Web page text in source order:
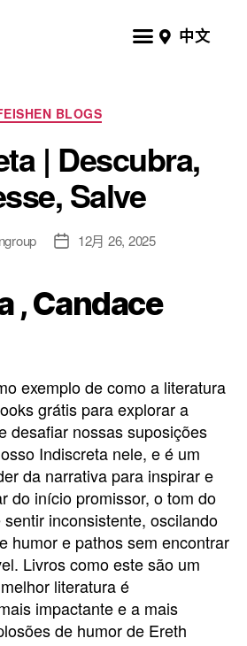
中文
BLOGS
| Descubra,
Salve
12月 26, 2025
, Candace
exemplo de como a literatura
grátis para explorar a
desafiar nossas suposições
Indiscreta nele, e é um
da narrativa para inspirar e
do início promissor, o tom do
inconsistente, oscilando
humor e pathos sem encontrar
Livros como este são um
literatura é
impactante e a mais
de humor de Ereth